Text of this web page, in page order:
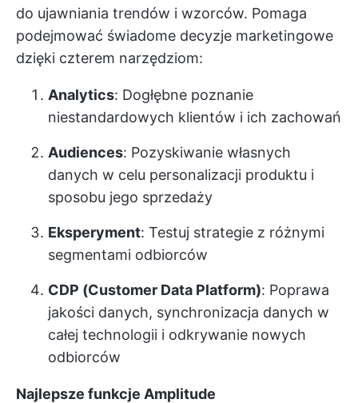
do ujawniania trendów i wzorców. Pomaga
podejmować świadome decyzje marketingowe
dzięki czterem narzędziom:
Analytics: Dogłębne poznanie
niestandardowych klientów i ich zachowań
Audiences: Pozyskiwanie własnych
danych w celu personalizacji produktu i
sposobu jego sprzedaży
Eksperyment: Testuj strategie z różnymi
segmentami odbiorców
CDP (Customer Data Platform): Poprawa
jakości danych, synchronizacja danych w
całej technologii i odkrywanie nowych
odbiorców
Najlepsze funkcje Amplitude